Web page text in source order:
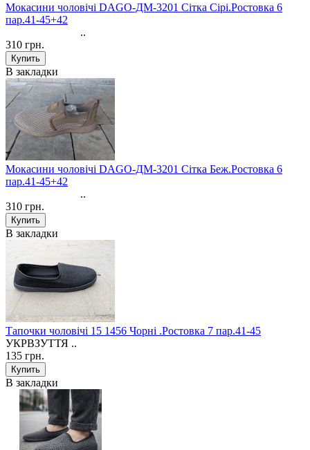
Мокасини чоловічі DAGO-ДМ-3201 Сітка Сірі.Ростовка 6
пар.41-45+42
..
310 грн.
В закладки
Мокасини чоловічі DAGO-ДМ-3201 Сітка Беж.Ростовка 6
пар.41-45+42
..
310 грн.
В закладки
Тапочки чоловічі 15 1456 Чорні .Ростовка 7 пар.41-45
УКРВЗУТТЯ ..
135 грн.
В закладки